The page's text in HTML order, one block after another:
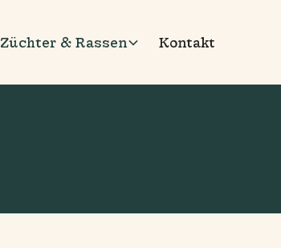
Züchter & Rassen Kontakt